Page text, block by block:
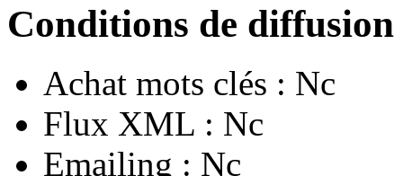
Conditions de diffusion
Achat mots clés : Nc
Flux XML : Nc
Emailing : Nc